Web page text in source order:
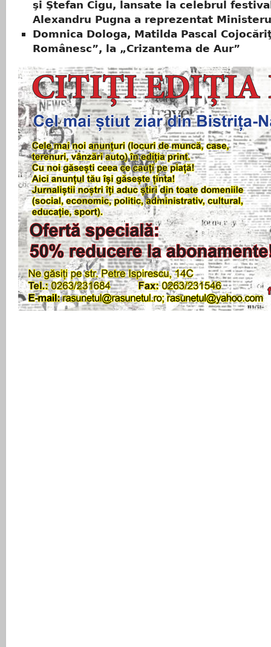
şi Ştefan Cigu, lansate la celebrul
Alexandru Pugna a reprezentat
Domnica Dologa, Matilda Pascal
Românesc”, la „Crizantema de Aur”